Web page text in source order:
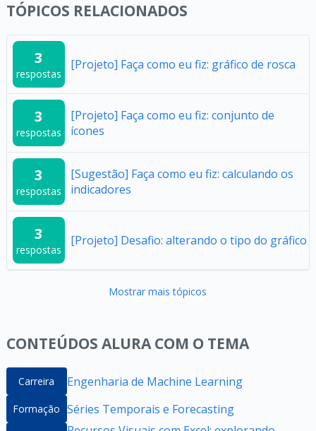
TÓPICOS RELACIONADOS
3
respostas
[Projeto] Faça como eu fiz: gráfico de rosca
3
respostas
[Projeto] Faça como eu fiz: conjunto de
ícones
3
respostas
[Sugestão] Faça como eu fiz: calculando os
indicadores
3
respostas
[Projeto] Desafio: alterando o tipo do gráfico
Mostrar mais tópicos
CONTEÚDOS ALURA COM O TEMA
Carreira Engenharia de Machine Learning
Formação Séries Temporais e Forecasting